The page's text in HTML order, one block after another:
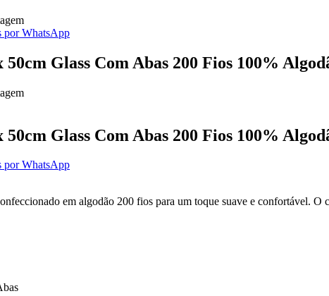
por WhatsApp
Glass Com Abas 200 Fios 100%
Glass Com Abas 200 Fios 100%
por WhatsApp
em algodão 200 fios para um toque suave e confortável.